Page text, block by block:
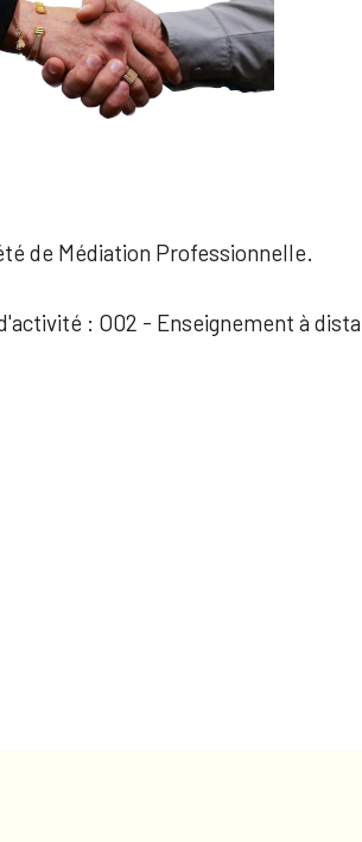
de Médiation Professionnelle.
: O02 - Enseignement à